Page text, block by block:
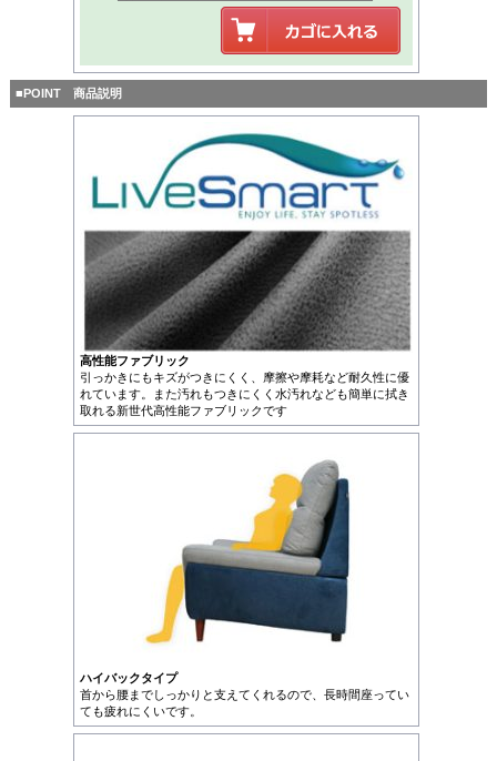
■POINT 商品説明
高性能ファブリック
引っかきにもキズがつきにくく、摩擦や摩耗など耐久性に優
れています。また汚れもつきにくく水汚れなども簡単に拭き
取れる新世代高性能ファブリックです
ハイバックタイプ
首から腰までしっかりと支えてくれるので、長時間座ってい
ても疲れにくいです。